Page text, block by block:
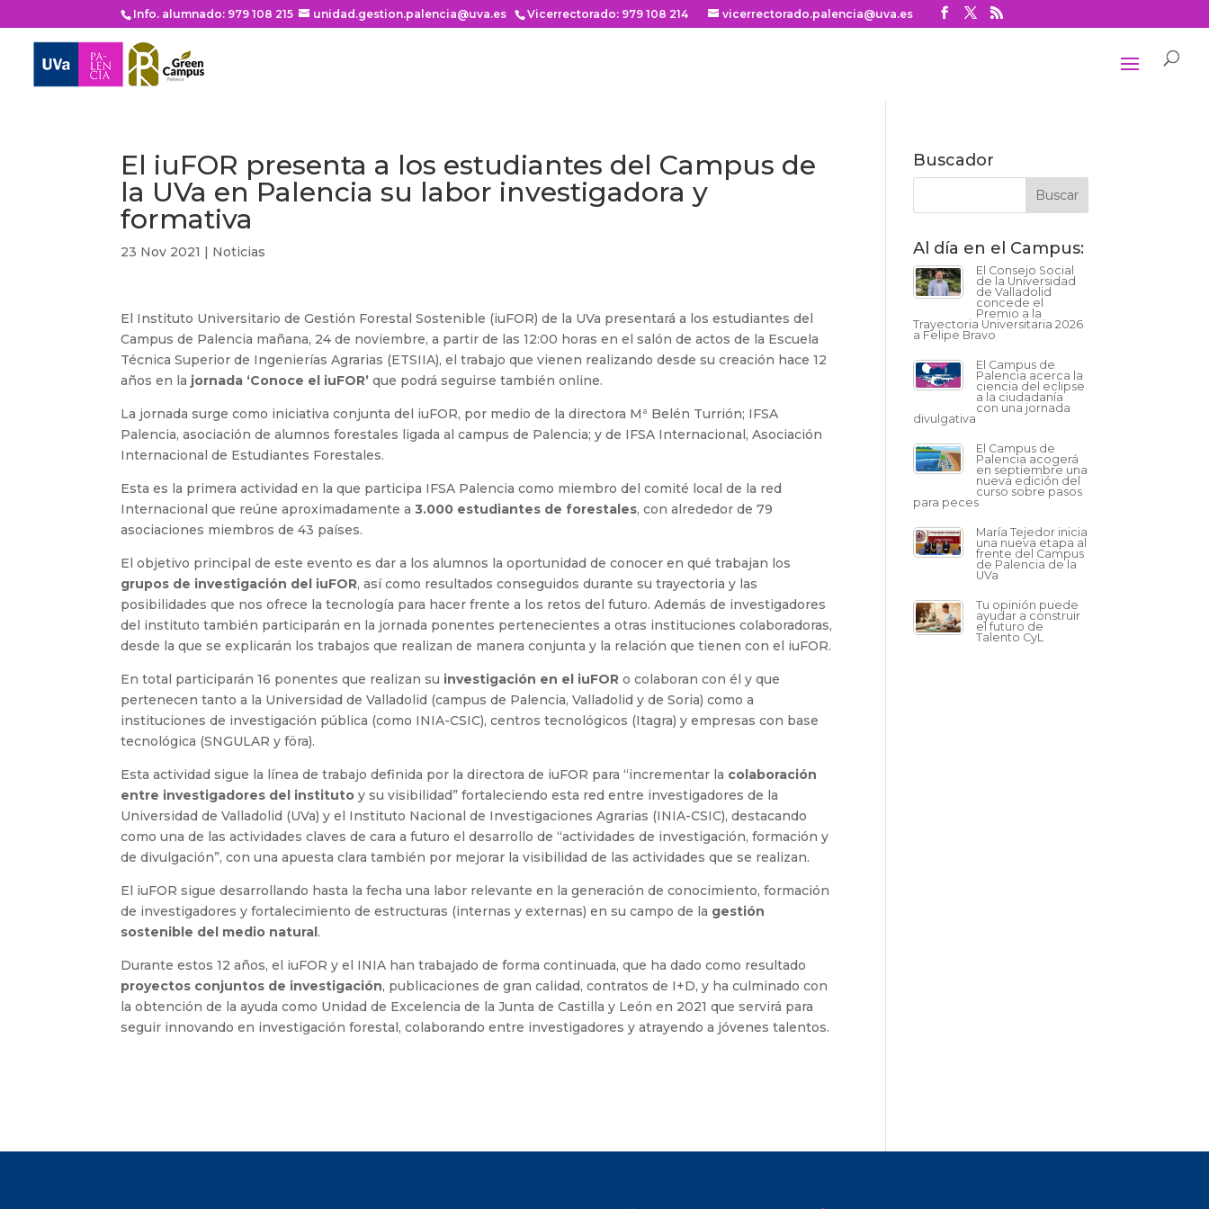
Info. alumnado: 979 108 215 unidad.gestion.palencia@uva.es Vicerrectorado: 979 108 214 vicerrectorado.palencia@uva.es
El iuFOR presenta a los estudiantes del Campus de
la UVa en Palencia su labor investigadora y
formativa
23 Nov 2021 | Noticias
El Instituto Universitario de Gestión Forestal Sostenible (iuFOR) de la UVa presentará a los estudiantes del
Campus de Palencia mañana, 24 de noviembre, a partir de las 12:00 horas en el salón de actos de la Escuela
Técnica Superior de Ingenierías Agrarias (ETSIIA), el trabajo que vienen realizando desde su creación hace 12
años en la jornada ‘Conoce el iuFOR’ que podrá seguirse también online.
La jornada surge como iniciativa conjunta del iuFOR, por medio de la directora Mª Belén Turrión; IFSA
Palencia, asociación de alumnos forestales ligada al campus de Palencia; y de IFSA Internacional, Asociación
Internacional de Estudiantes Forestales.
Esta es la primera actividad en la que participa IFSA Palencia como miembro del comité local de la red
Internacional que reúne aproximadamente a3.000 estudiantes de forestales, con alrededor de 79
asociaciones miembros de 43 países.
El objetivo principal de este evento es dar a los alumnos la oportunidad de conocer en qué trabajan los
grupos de investigación del iuFOR, así como resultados conseguidos durante su trayectoria y las
posibilidades que nos ofrece la tecnología para hacer frente a los retos del futuro. Además de investigadores
del instituto también participarán en la jornada ponentes pertenecientes a otras instituciones colaboradoras,
desde la que se explicarán los trabajos que realizan de manera conjunta y la relación que tienen con el iuFOR.
En total participarán 16 ponentes que realizan su investigación en el iuFOR o colaboran con él y que
pertenecen tanto a la Universidad de Valladolid (campus de Palencia, Valladolid y de Soria) como a
instituciones de investigación pública (como INIA-CSIC), centros tecnológicos (Itagra) y empresas con base
tecnológica (SNGULAR y föra).
Esta actividad sigue la línea de trabajo definida por la directora de iuFOR para “incrementar la colaboración
entre investigadores del instituto y su visibilidad” fortaleciendo esta red entre investigadores de la
Universidad de Valladolid (UVa) y el Instituto Nacional de Investigaciones Agrarias (INIA-CSIC), destacando
como una de las actividades claves de cara a futuro el desarrollo de “actividades de investigación, formación y
de divulgación”, con una apuesta clara también por mejorar la visibilidad de las actividades que se realizan.
El iuFOR sigue desarrollando hasta la fecha una labor relevante en la generación de conocimiento, formación
de investigadores y fortalecimiento de estructuras (internas y externas) en su campo de la gestión
sostenible del medio natural.
Durante estos 12 años, el iuFOR y el INIA han trabajado de forma continuada, que ha dado como resultado
proyectos conjuntos de investigación, publicaciones de gran calidad, contratos de I+D, y ha culminado con
la obtención de la ayuda como Unidad de Excelencia de la Junta de Castilla y León en 2021 que servirá para
seguir innovando en investigación forestal, colaborando entre investigadores y atrayendo a jóvenes talentos.
Buscador
Al día en el Campus:
El Consejo Social
de la Universidad
de Valladolid
concede el
Premio a la
Trayectoria Universitaria 2026
a Felipe Bravo
El Campus de
Palencia acerca la
ciencia del eclipse
a la ciudadanía
con una jornada
divulgativa
El Campus de
Palencia acogerá
en septiembre una
nueva edición del
curso sobre pasos
para peces
María Tejedor inicia
una nueva etapa al
frente del Campus
de Palencia de la
UVa
Tu opinión puede
ayudar a construir
el futuro de
Talento CyL